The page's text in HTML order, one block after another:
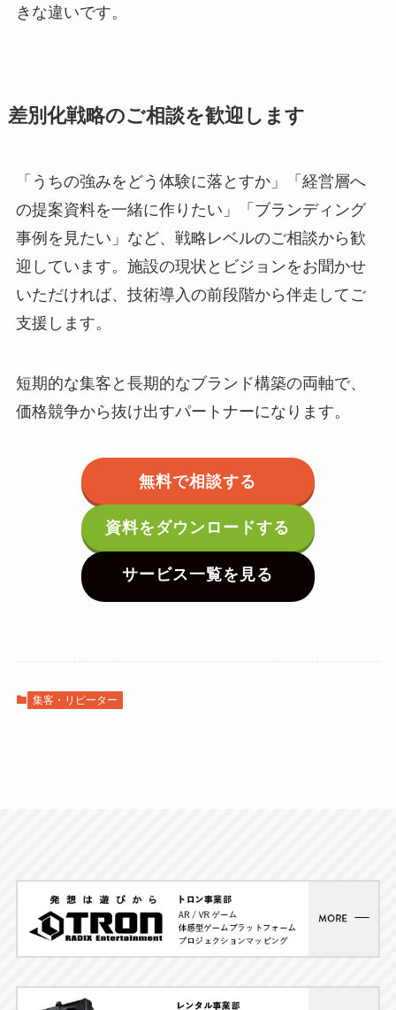
きな違いです。
差別化戦略のご相談を歓迎します
「うちの強みをどう体験に落とすか」「経営層へ
の提案資料を一緒に作りたい」「ブランディング
事例を見たい」など、戦略レベルのご相談から歓
迎しています。施設の現状とビジョンをお聞かせ
いただければ、技術導入の前段階から伴走してご
支援します。
短期的な集客と長期的なブランド構築の両軸で、
価格競争から抜け出すパートナーになります。
無料で相談する
資料をダウンロードする
サービス一覧を見る
集客・リピーター